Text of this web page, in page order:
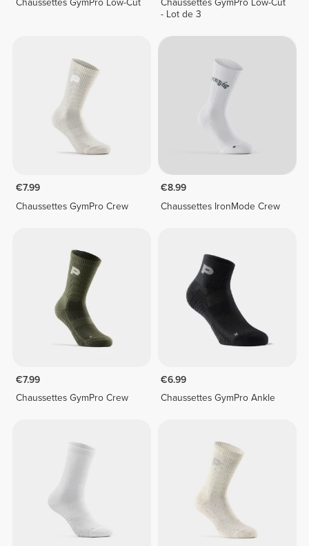
Chaussettes GymPro Low-Cut
Chaussettes GymPro Low-Cut
- Lot de 3
€7.99
Chaussettes GymPro Crew
€8.99
Chaussettes IronMode Crew
€7.99
Chaussettes GymPro Crew
€6.99
Chaussettes GymPro Ankle